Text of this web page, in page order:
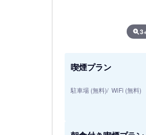
喫煙プラン
駐車場 (無料) WiFi (無料)